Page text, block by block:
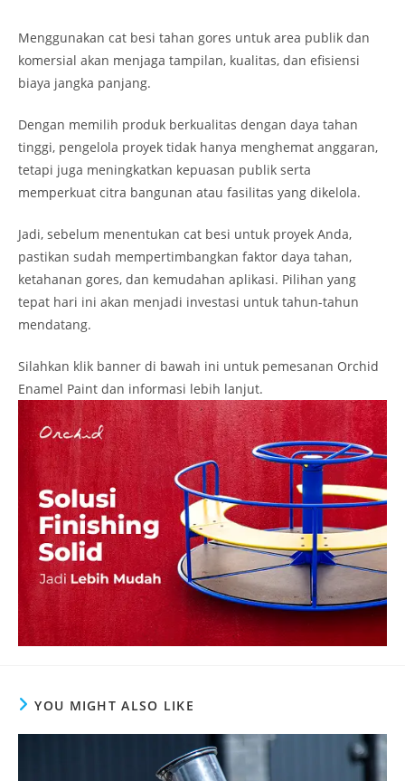
Menggunakan cat besi tahan gores untuk area publik dan
komersial akan menjaga tampilan, kualitas, dan efisiensi
biaya jangka panjang.
Dengan memilih produk berkualitas dengan daya tahan
tinggi, pengelola proyek tidak hanya menghemat anggaran,
tetapi juga meningkatkan kepuasan publik serta
memperkuat citra bangunan atau fasilitas yang dikelola.
Jadi, sebelum menentukan cat besi untuk proyek Anda,
pastikan sudah mempertimbangkan faktor daya tahan,
ketahanan gores, dan kemudahan aplikasi. Pilihan yang
tepat hari ini akan menjadi investasi untuk tahun-tahun
mendatang.
Silahkan klik banner di bawah ini untuk pemesanan Orchid
Enamel Paint dan informasi lebih lanjut.
YOU MIGHT ALSO LIKE